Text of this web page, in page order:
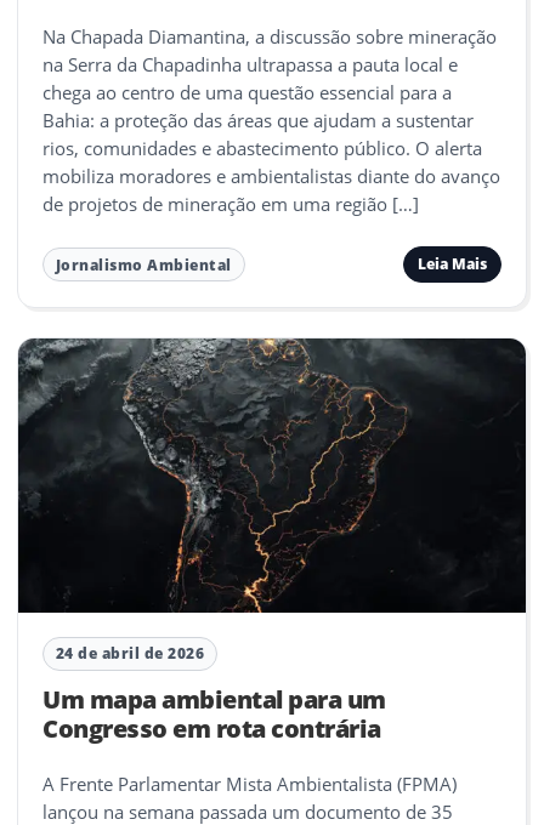
Na Chapada Diamantina, a discussão sobre mineração
na Serra da Chapadinha ultrapassa a pauta local e
chega ao centro de uma questão essencial para a
Bahia: a proteção das áreas que ajudam a sustentar
rios, comunidades e abastecimento público. O alerta
mobiliza moradores e ambientalistas diante do avanço
de projetos de mineração em uma região […]
Jornalismo Ambiental Leia Mais
24 de abril de 2026
Um mapa ambiental para um
Congresso em rota contrária
A Frente Parlamentar Mista Ambientalista (FPMA)
lançou na semana passada um documento de 35